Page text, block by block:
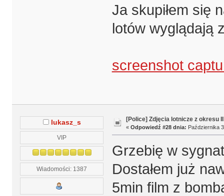
Ja skupiłem się
lotów wyglądają
screenshot
lukasz_s
VIP
Wiadomości: 1387
[Police] Zdjęcia lotnicze z okresu II
« Odpowiedź #28 dnia: Października
Grzebię w
Dostałem już
5min film z